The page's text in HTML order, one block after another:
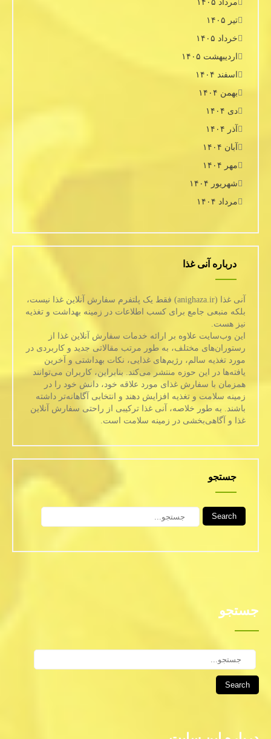
مرداد ۱۴۰۵
تیر ۱۴۰۵
خرداد ۱۴۰۵
اردیبهشت ۱۴۰۵
اسفند ۱۴۰۴
بهمن ۱۴۰۴
دی ۱۴۰۴
آذر ۱۴۰۴
آبان ۱۴۰۴
مهر ۱۴۰۴
شهریور ۱۴۰۴
مرداد ۱۴۰۴
درباره آنی غذا
آنی غذا (anighaza.ir) فقط یک پلتفرم سفارش آنلاین غذا نیست،
بلکه منبعی جامع برای کسب اطلاعات در زمینه بهداشت و تغذیه
نیز هست.
این وب‌سایت علاوه بر ارائه خدمات سفارش آنلاین غذا از
رستوران‌های مختلف، به طور مرتب مقالاتی جدید و کاربردی در
مورد تغذیه سالم، رژیم‌های غذایی، نکات بهداشتی و آخرین
یافته‌ها در این حوزه منتشر می‌کند. بنابراین، کاربران می‌توانند
همزمان با سفارش غذای مورد علاقه خود، دانش خود را در
زمینه سلامت و تغذیه افزایش دهند و انتخابی آگاهانه‌تر داشته
باشند. به طور خلاصه، آنی غذا ترکیبی از راحتی سفارش آنلاین
غذا و آگاهی‌بخشی در زمینه سلامت است.
جستجو
Search
جستجو
Search